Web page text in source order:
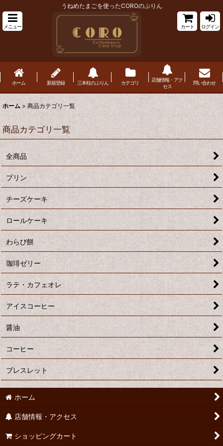
うねめたまごを使ったCOROのぷりん
メニュー カート ログイン
ホーム 新規登録 三本柱のぷりん カテゴリ
店舗情報・アク
セス
問い合わせ
ホーム > 商品カテゴリ一覧
商品カテゴリ一覧
全商品
プリン
チーズケーキ
ロールケーキ
わらび餅
珈琲ゼリー
ラテ・カフェオレ
アイスコーヒー
醤油
コーヒー
ブレスレット
ホーム
店舗情報・アクセス
ショッピングカート